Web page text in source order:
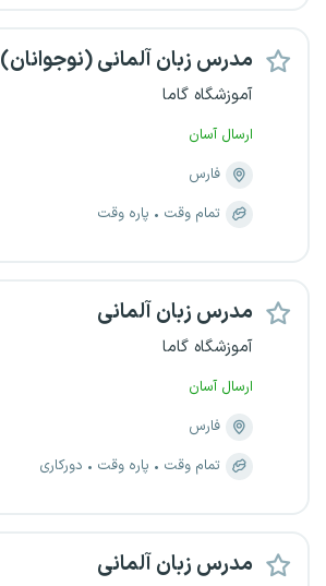
مدرس زبان آلمانی (نوجوانان)
آموزشگاه گاما
ارسال آسان
فارس
تمام وقت
پاره وقت
مدرس زبان آلمانی
آموزشگاه گاما
ارسال آسان
فارس
تمام وقت
پاره وقت دورکاری
مدرس زبان آلمانی